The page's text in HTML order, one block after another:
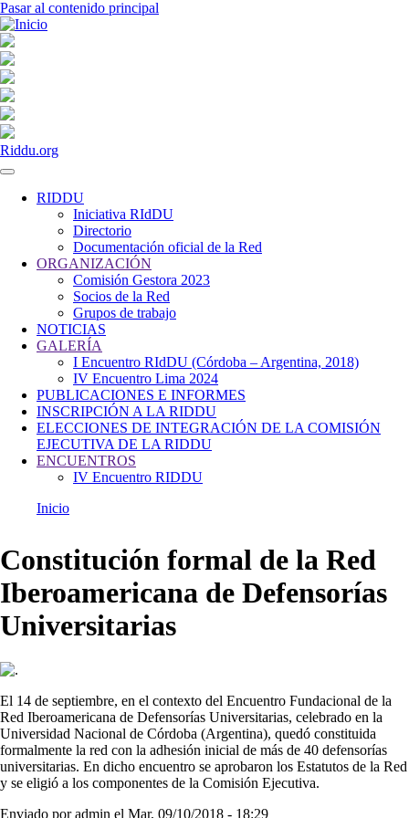
Pasar al contenido principal
Riddu.org
Navegación
RIDDU
Iniciativa RIdDU
Directorio
Documentación oficial de la Red
ORGANIZACIÓN
Comisión Gestora 2023
Socios de la Red
Grupos de trabajo
NOTICIAS
GALERÍA
I Encuentro RIdDU (Córdoba – Argentina, 2018)
IV Encuentro Lima 2024
PUBLICACIONES E INFORMES
INSCRIPCIÓN A LA RIDDU
ELECCIONES DE INTEGRACIÓN DE LA COMISIÓN
EJECUTIVA DE LA RIDDU
ENCUENTROS
IV Encuentro RIDDU
de
navegación
Inicio
Constitución formal de la Red
Iberoamericana de Defensorías
Universitarias
Imagen
El 14 de septiembre, en el contexto del Encuentro Fundacional de la
Red Iberoamericana de Defensorías Universitarias, celebrado en la
Universidad Nacional de Córdoba (Argentina), quedó constituida
formalmente la red con la adhesión inicial de más de 40 defensorías
universitarias. En dicho encuentro se aprobaron los Estatutos de la Red
y se eligió a los componentes de la Comisión Ejecutiva.
Enviado poradmin el Mar, 09/10/2018 - 18:29